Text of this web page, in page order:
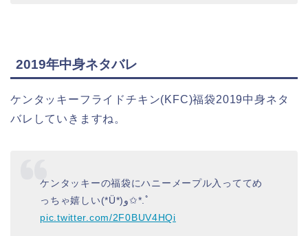
2019年中身ネタバレ
ケンタッキーフライドチキン(KFC)福袋2019中身ネタ
バレしていきますね。
ケンタッキーの福袋にハニーメープル入っててめ
っちゃ嬉しい(*Ü*)و✩*.ﾟ
pic.twitter.com/2F0BUV4HQi